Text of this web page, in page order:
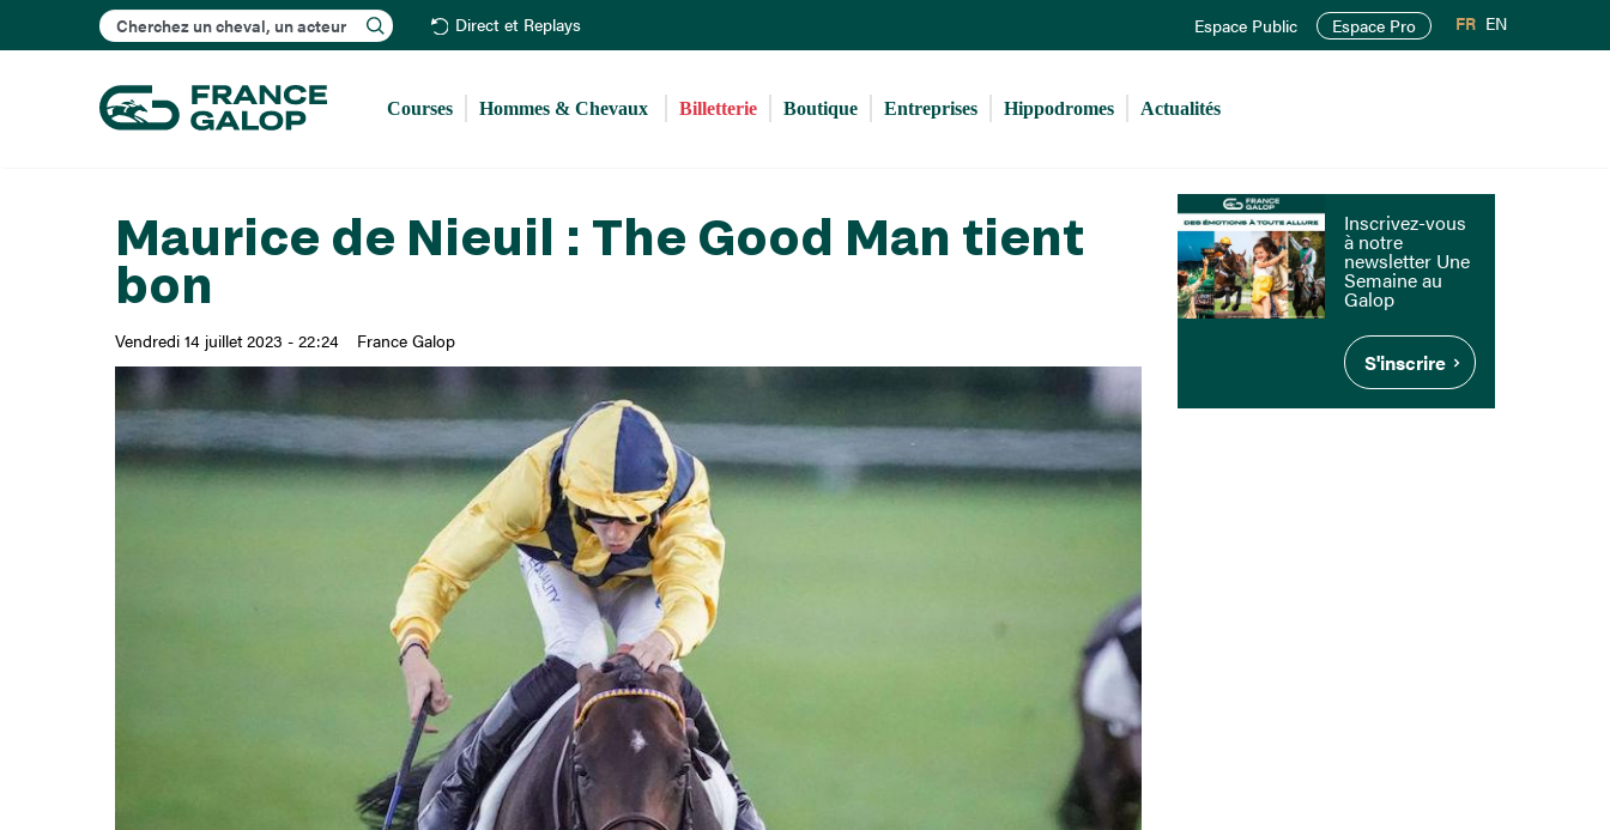
au
principal
Rechercher Direct et Replays Espace Public Espace Pro FR EN
Courses Hommes & Chevaux Billetterie Boutique Entreprises Hippodromes Actualités
Maurice de Nieuil : The Good Man tient
bon
Vendredi 14 juillet 2023 - 22:24 France Galop
Inscrivez-vous
à notre
newsletter Une
Semaine au
Galop
S'inscrire